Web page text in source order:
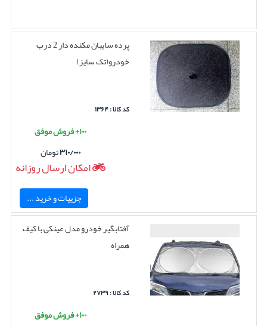
پرده سایبان مکنده دار 2 درب
خودرو(تک سایز)
کد کالا : ۱۳۶۴
۱۰۰+ فروش موفق
۳۱۰/۰۰۰تومان
امکان ارسال روزانه
جزییات و خرید ...
آفتابگیر خودرو مدل عینکی با کیف
همراه
کد کالا : ۲۷۳۹
۱۰۰+ فروش موفق